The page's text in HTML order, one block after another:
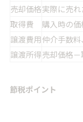
売却価格実際に売
取得費
購入時の
譲渡費用仲介手数
譲渡所得売却価格
節税ポイント